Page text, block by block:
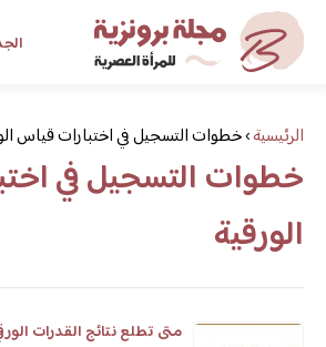
مجلة برونزية للفتاة
ابحث عن أي موضوع
الرئيسية›خطوات التسجيل في اختبارات قياس
خطوات التسجيل في
الورقية
متى تطلع نتائج القدرات الورقي